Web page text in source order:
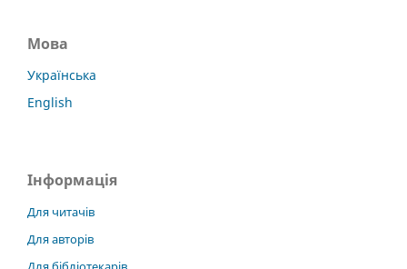
Мова
Українська
English
Інформація
Для читачів
Для авторів